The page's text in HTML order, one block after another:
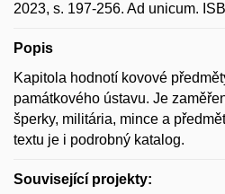
2023, s. 197-256. Ad unicum.
Popis
Kapitola hodnotí kovové
památkového ústavu. Je
šperky, militária, mince a
textu je i podrobný katalog.
Související projekty: